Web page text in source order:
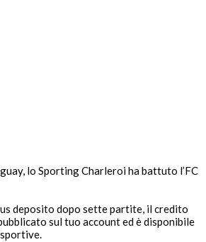
lo Sporting Charleroi ha battuto l’FC
deposito dopo sette partite, il credito
sul tuo account ed è disponibile